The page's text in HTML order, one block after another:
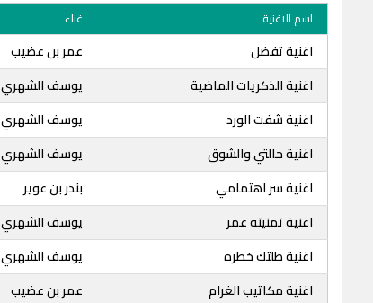
اسم الاغنية غناء
اغنية تفضل عمر بن عضيب
اغنية الذكريات الماضية
يوسف الشهري
اغنية شفت الورد
يوسف الشهري
اغنية حالتي والشوق
يوسف الشهري
اغنية سر اهتمامي
بندر بن عوير
اغنية تمنيته عمر
يوسف الشهري
اغنية طلتك خطره
يوسف الشهري
اغنية مكاتيب الغرام
عمر بن عضيب